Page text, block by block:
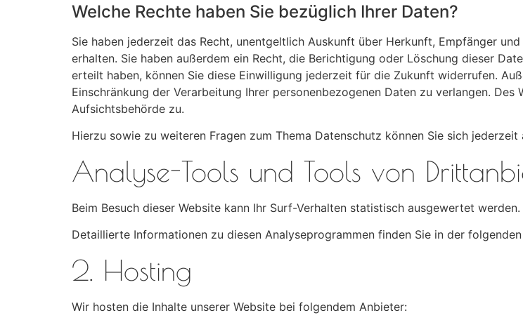
Welche Rechte haben Sie bezüglich Ihrer Daten?
Sie haben jederzeit das Recht, unentgeltlich Auskunft über Herkunft, Empfänger
erhalten. Sie haben außerdem ein Recht, die Berichtigung oder Löschung dieser
erteilt haben, können Sie diese Einwilligung jederzeit für die Zukunft widerrufen.
Einschränkung der Verarbeitung Ihrer personenbezogenen Daten zu verlangen.
Aufsichtsbehörde zu.
Hierzu sowie zu weiteren Fragen zum Thema Datenschutz können Sie sich jederzeit
Analyse-Tools und Tools von
Beim Besuch dieser Website kann Ihr Surf-Verhalten statistisch ausgewertet
Detaillierte Informationen zu diesen Analyseprogrammen finden Sie in der
2. Hosting
Wir hosten die Inhalte unserer Website bei folgendem Anbieter: